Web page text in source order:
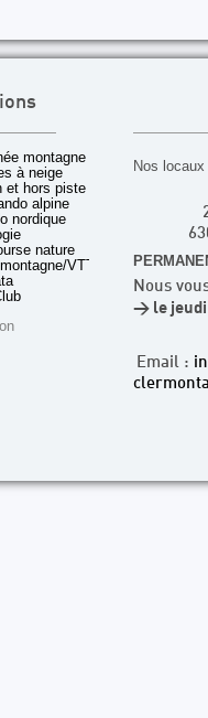
montagne
à neige
et hors piste
alpine
nordique
nature
VTT
Nos
Nous
> le jeudi
Email :